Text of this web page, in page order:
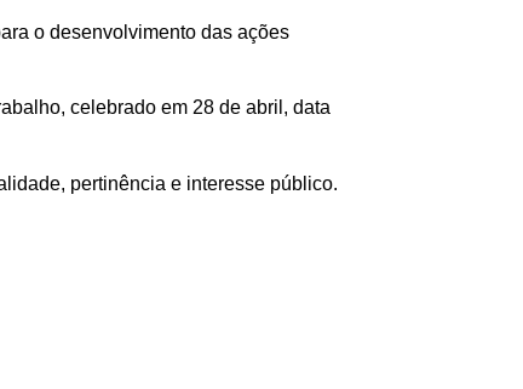
o desenvolvimento das ações
celebrado em 28 de abril, data
pertinência e interesse público.